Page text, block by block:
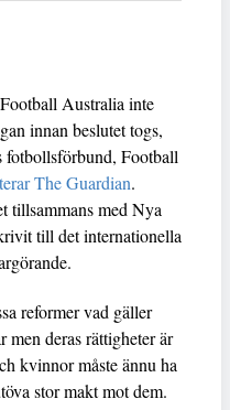
Australia inte
innan beslutet togs,
fotbollsförbund, Football
The Guardian.
tillsammans med Nya
till det internationella
reformer vad gäller
men deras rättigheter är
kvinnor måste ännu ha
stor makt mot dem.